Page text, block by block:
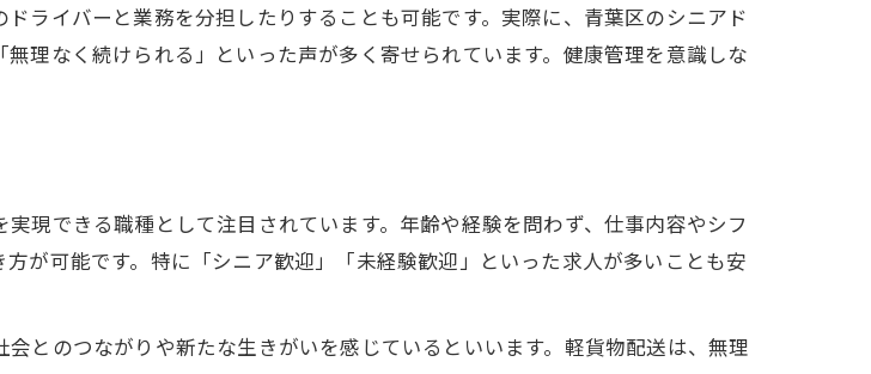
ライバーと業務を分担したりすることも可能です。実際に、青葉区のシニアド
理なく続けられる」といった声が多く寄せられています。健康管理を意識しな
現できる職種として注目されています。年齢や経験を問わず、仕事内容やシフ
が可能です。特に「シニア歓迎」「未経験歓迎」といった求人が多いことも安
とのつながりや新たな生きがいを感じているといいます。軽貨物配送は、無理